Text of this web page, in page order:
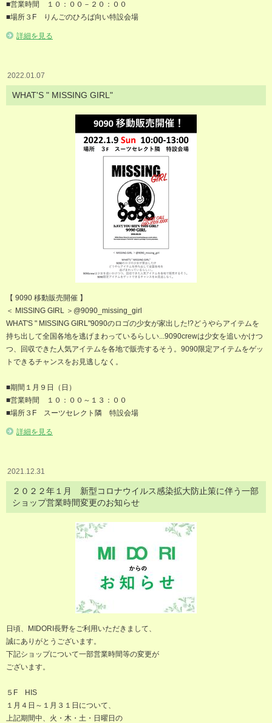
■営業時間 １０：００－２０：００
■場所３F りんごのひろば向い特設会場
詳細を見る
2022.01.07
WHAT'S " MISSING GIRL"
【 9090 移動販売開催 】
＜ MISSING GIRL ＞@9090_missing_girl
WHAT'S " MISSING GIRL"9090のロゴの少女が家出した!?どうやらアイテムを
持ち出して全国各地を逃げまわっているらしい...9090crewは少女を追いかけつ
つ、回収できた人気アイテムを各地で販売するそう。9090限定アイテムをゲッ
トできるチャンスをお見逃しなく。
■期間１月９日（日）
■営業時間 １０：００～１３：００
■場所３F スーツセレクト隣 特設会場
詳細を見る
2021.12.31
２０２２年１月 新型コロナウイルス感染拡大防止策に伴う一部
ショップ営業時間変更のお知らせ
日頃、MIDORI長野をご利用いただきまして、
誠にありがとうございます。
下記ショップについて一部営業時間等の変更が
ございます。
５F HIS
１月４日～１月３１日について、
上記期間中、火・木・土・日曜日の